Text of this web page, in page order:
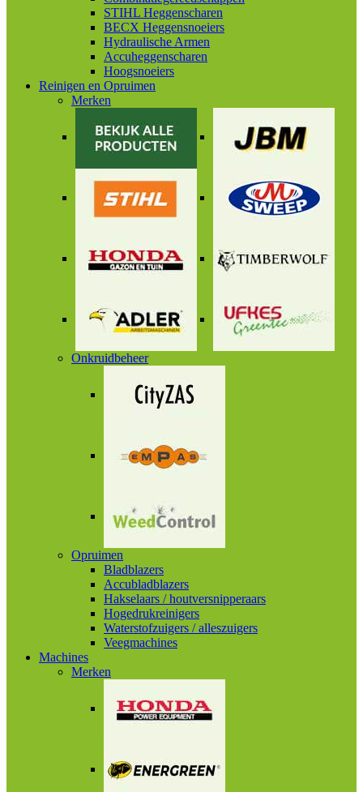
STIHL Heggenscharen
BECX Heggensnoeiers
Hydraulische Armen
Accuheggenscharen
Hoogsnoeiers
Reinigen en Opruimen
Merken
Onkruidbeheer
Opruimen
Bladblazers
Accubladblazers
Hakselaars / houtversnipperaars
Hogedrukreinigers
Waterstofzuigers / alleszuigers
Veegmachines
Machines
Merken